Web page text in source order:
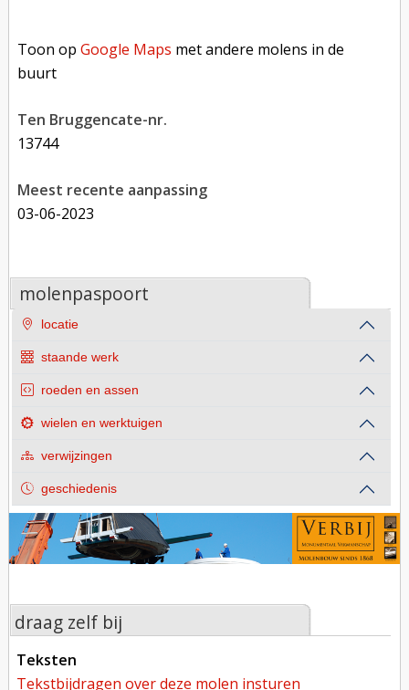
Toon opGoogle Maps met andere molens in de
buurt
Ten Bruggencate-nr.
13744
Meest recente aanpassing
03-06-2023
molenpaspoort
locatie
staande werk
roeden en assen
wielen en werktuigen
verwijzingen
geschiedenis
draag zelf bij
teksten
tekstbijdragen over deze molen insturen